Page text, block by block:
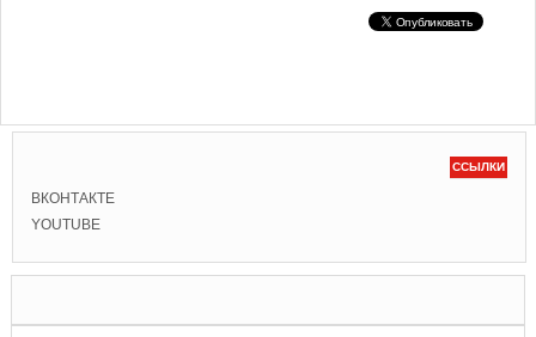
ССЫЛКИ
ВКОНТАКТЕ
YOUTUBE